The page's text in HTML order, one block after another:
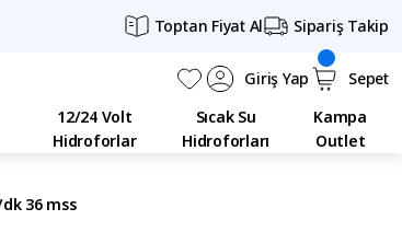
Toptan Fiyat Al Sipariş Takip
Giriş Yap Sepet
12/24 Volt
Hidroforlar
Sıcak Su
Hidroforları
Kampa
Outlet
36 mss